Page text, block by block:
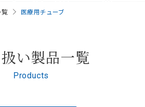
医療用チューブ
い製品一覧
Products